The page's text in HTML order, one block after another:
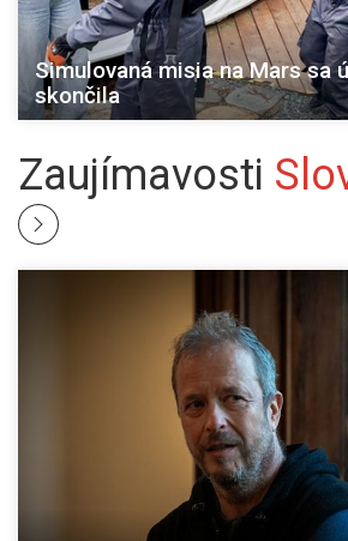
Simulovaná misia na Mars sa
skončila
Zaujímavosti